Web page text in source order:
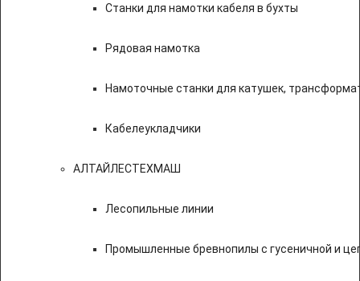
Станки для намотки кабеля в бухты
Рядовая намотка
Намоточные станки для катушек,
Кабелеукладчики
АЛТАЙЛЕСТЕХМАШ
Лесопильные линии
Промышленные бревнопилы с гусеничной и